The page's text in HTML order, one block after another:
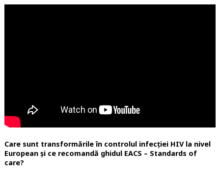
Care sunt transformările în controlul infecției HIV la nivel
European și ce recomandă ghidul EACS – Standards of
care?